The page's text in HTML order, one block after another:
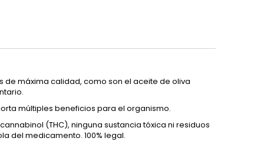
de máxima calidad, como son el aceite de oliva
múltiples beneficios para el organismo.
(THC), ninguna sustancia tóxica ni residuos
del medicamento. 100% legal.